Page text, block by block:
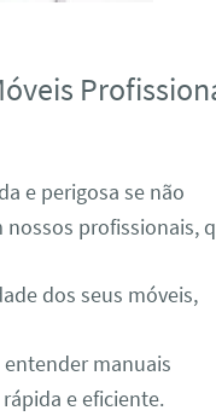
e perigosa se não
nossos profissionais,
dos seus móveis,
manuais
e eficiente.